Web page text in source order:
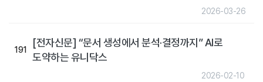
2026-03-26
191
[전자신문] “문서 생성에서 분석·결정까지” AI로
도약하는 유니닥스
2026-02-10